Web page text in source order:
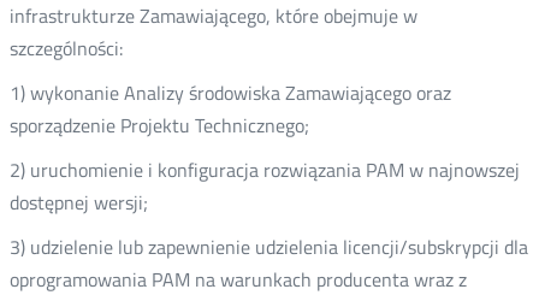
infrastrukturze Zamawiającego, które obejmuje w
szczególności:
1) wykonanie Analizy środowiska Zamawiającego oraz
sporządzenie Projektu Technicznego;
2) uruchomienie i konfiguracja rozwiązania PAM w najnowszej
dostępnej wersji;
3) udzielenie lub zapewnienie udzielenia licencji/subskrypcji dla
oprogramowania PAM na warunkach producenta wraz z